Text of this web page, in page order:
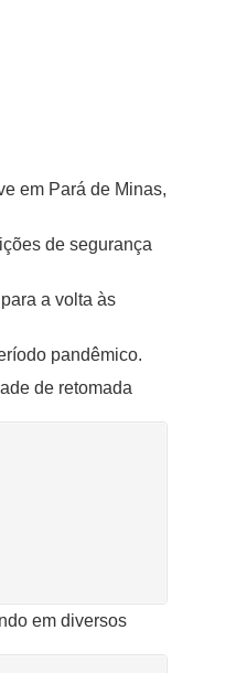
em Pará de Minas,
de segurança
a volta às
pandêmico.
de retomada
em diversos